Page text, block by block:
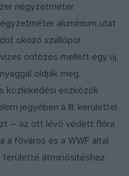
négyzetméter
alumínium utat
okozó szállópor
öntözés mellett egy új,
oldják meg.
közlekedési eszközök
jegyében a III. kerülettel
– az ott lévő védett flóra
a főváros és a WWF által
átminősítéshez.